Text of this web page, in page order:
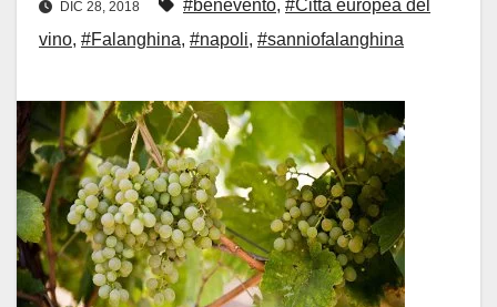
DIC 28, 2018 #benevento, #Città europea del
vino, #Falanghina, #napoli, #sanniofalanghina